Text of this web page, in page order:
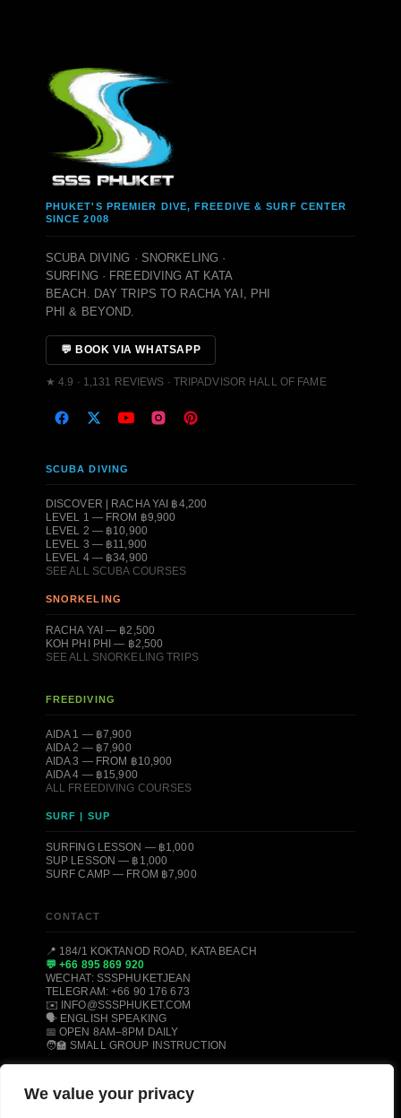
We value your privacy
PHUKET'S PREMIER DIVE, FREEDIVE & SURF CENTER
SINCE 2008
SCUBA DIVING · SNORKELING ·
SURFING · FREEDIVING AT KATA
BEACH. DAY TRIPS TO RACHA YAI, PHI
PHI & BEYOND.
💬 BOOK VIA WHATSAPP
★ 4.9 · 1,131 REVIEWS · TRIPADVISOR HALL OF FAME
SCUBA DIVING
DISCOVER | RACHA YAI ฿4,200
LEVEL 1 — FROM ฿9,900
LEVEL 2 — ฿10,900
LEVEL 3 — ฿11,900
LEVEL 4 — ฿34,900
SEE ALL SCUBA COURSES
SNORKELING
RACHA YAI — ฿2,500
KOH PHI PHI — ฿2,500
SEE ALL SNORKELING TRIPS
FREEDIVING
AIDA 1 — ฿7,900
AIDA 2 — ฿7,900
AIDA 3 — FROM ฿10,900
AIDA 4 — ฿15,900
ALL FREEDIVING COURSES
SURF | SUP
SURFING LESSON — ฿1,000
SUP LESSON — ฿1,000
SURF CAMP — FROM ฿7,900
CONTACT
📍 184/1 KOKTANOD ROAD, KATA BEACH
💬 +66 895 869 920
WECHAT: SSSPHUKETJEAN
TELEGRAM: +66 90 176 673
✉️ INFO@SSSPHUKET.COM
🗣️ ENGLISH SPEAKING
📅 OPEN 8AM–8PM DAILY
🧑‍🏫 SMALL GROUP INSTRUCTION